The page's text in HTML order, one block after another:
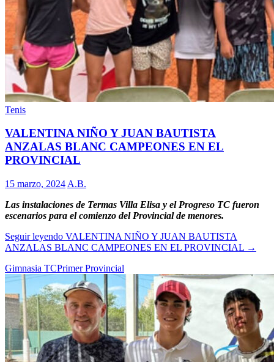
Tenis
VALENTINA NIÑO Y JUAN BAUTISTA
ANZALAS BLANC CAMPEONES EN EL
PROVINCIAL
15 marzo, 2024 A.B.
Las instalaciones de Termas Villa Elisa y el Progreso TC fueron
escenarios para el comienzo del Provincial de menores.
Seguir leyendo VALENTINA NIÑO Y JUAN BAUTISTA
ANZALAS BLANC CAMPEONES EN EL PROVINCIAL →
Gimnasia TCPrimer Provincial